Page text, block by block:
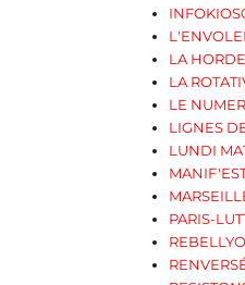
LA HORDE
LA
LE
LIGNES
LUNDI
PARIS-